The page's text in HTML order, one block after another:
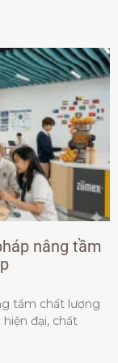
nâng tầm
tầm chất lượng
đại, chất